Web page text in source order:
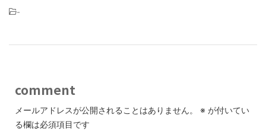
-
comment
メールアドレスが公開されることはありません。 ※ が付いてい
る欄は必須項目です